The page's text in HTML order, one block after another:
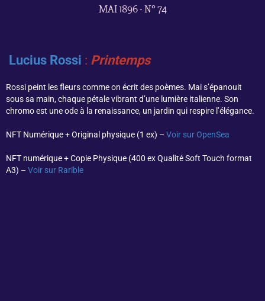
MAI 1896 - N° 74
Lucius Rossi : Printemps
Rossi peint les fleurs comme on écrit des poèmes. Mai s’épanouit
sous sa main, chaque pétale vibrant d’une lumière italienne. Son
chromo est une ode à la renaissance, un jardin qui respire l’élégance.
NFT Numérique + Original physique (1 ex) – Voir sur OpenSea
NFT numérique + Copie Physique (400 ex Qualité Soft Touch format
A3) – Voir sur Rarible